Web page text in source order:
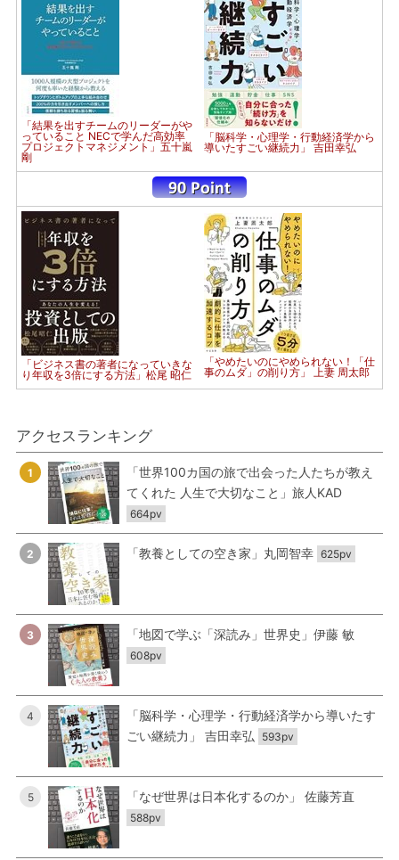
「結果を出すチームのリーダーがや
っていること NECで学んだ高効率
プロジェクトマネジメント」五十嵐
剛
「脳科学・心理学・行動経済学から
導いたすごい継続力」 吉田幸弘
「ビジネス書の著者になっていきな
り年収を3倍にする方法」松尾 昭仁
「やめたいのにやめられない！「仕
事のムダ」の削り方」 上妻 周太郎
アクセスランキング
1
「世界100カ国の旅で出会った人たちが教え
てくれた 人生で大切なこと」旅人KAD
664pv
2 「教養としての空き家」丸岡智幸 625pv
3 「地図で学ぶ「深読み」世界史」伊藤 敏
608pv
4
「脳科学・心理学・行動経済学から導いたす
ごい継続力」 吉田幸弘
593pv
5 「なぜ世界は日本化するのか」 佐藤芳直
588pv